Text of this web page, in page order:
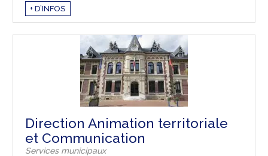
+ D’INFOS
Direction Animation territoriale
et Communication
Services municipaux